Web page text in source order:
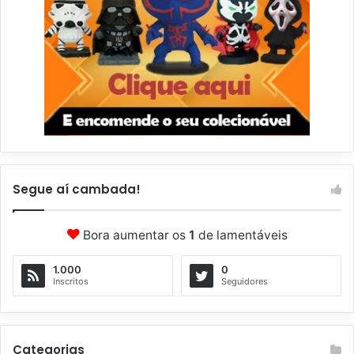
Segue aí cambada!
Bora aumentar os 1 de lamentáveis
1.000
Inscritos
0
Seguidores
Categorias